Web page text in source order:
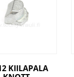
KIILAPALA